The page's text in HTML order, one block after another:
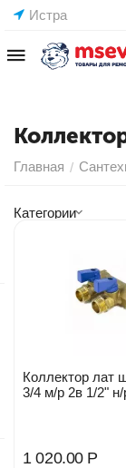
Истра
Главная /
Категории
Коллектор лат
3/4 м/р 2в 1/2"
1 020.00 Р